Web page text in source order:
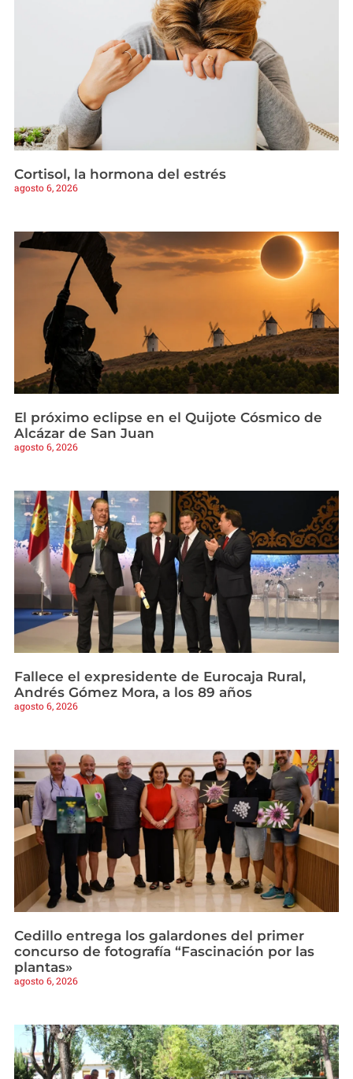
Cortisol, la hormona del estrés
agosto 6, 2026
El próximo eclipse en el Quijote Cósmico de
Alcázar de San Juan
agosto 6, 2026
Fallece el expresidente de Eurocaja Rural,
Andrés Gómez Mora, a los 89 años
agosto 6, 2026
Cedillo entrega los galardones del primer
concurso de fotografía “Fascinación por las
plantas»
agosto 6, 2026